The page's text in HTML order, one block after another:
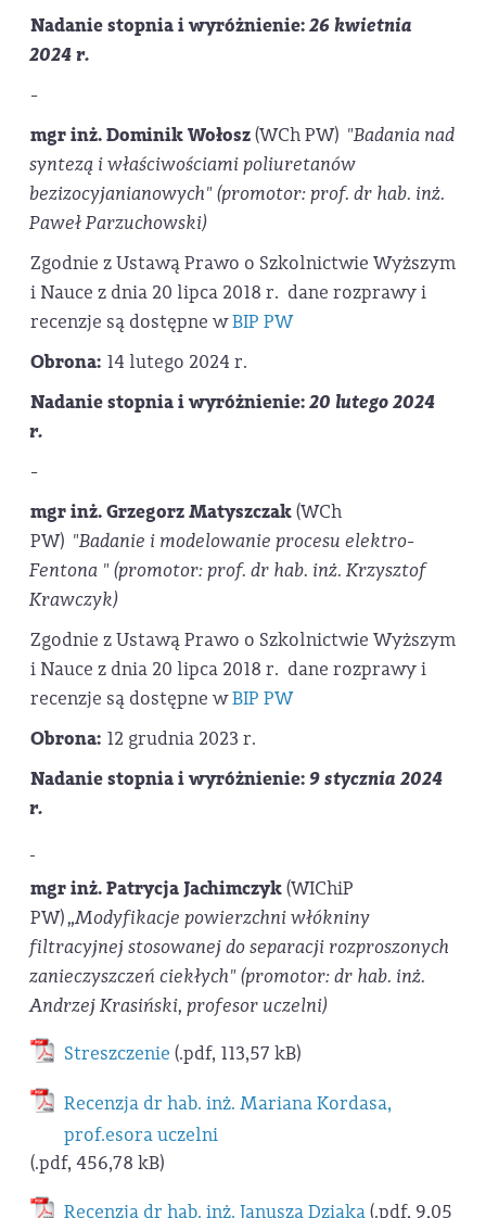
Nadanie stopnia i wyróżnienie:26 kwietnia
2024 r.
-
mgr inż. Dominik Wołosz(WCh PW) "Badania nad
syntezą i właściwościami poliuretanów
bezizocyjanianowych" (promotor: prof. dr hab. inż.
Paweł Parzuchowski)
Zgodnie z Ustawą Prawo o Szkolnictwie Wyższym
i Nauce z dnia 20 lipca 2018 r. dane rozprawy i
recenzje są dostępne wBIP PW
Obrona: 14 lutego 2024 r.
Nadanie stopnia i wyróżnienie:20 lutego 2024
r.
-
mgr inż. Grzegorz Matyszczak(WCh
PW) "Badanie i modelowanie procesu elektro-
Fentona " (promotor: prof. dr hab. inż. Krzysztof
Krawczyk)
Zgodnie z Ustawą Prawo o Szkolnictwie Wyższym
i Nauce z dnia 20 lipca 2018 r. dane rozprawy i
recenzje są dostępne wBIP PW
Obrona: 12 grudnia 2023 r.
Nadanie stopnia i wyróżnienie: 9 stycznia 2024
r.
mgr inż. Patrycja Jachimczyk(WIChiP
PW)„Modyfikacje powierzchni włókniny
filtracyjnej stosowanej do separacji rozproszonych
zanieczyszczeń ciekłych" (promotor: dr hab. inż.
Andrzej Krasiński, profesor uczelni)
Streszczenie (.pdf, 113,57 kB)
Recenzja dr hab. inż. Mariana Kordasa,
prof.esora uczelni
(.pdf, 456,78 kB)
Recenzja dr hab. inż. Janusza Dziaka(.pdf, 9,05